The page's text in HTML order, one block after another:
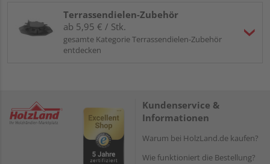
Terrassendielen-Zubehör
ab 5,95 € / Stk.
gesamte Kategorie Terrassendielen-Zubehör
entdecken
Kundenservice &
Informationen
Warum bei HolzLand.de kaufen?
Wie funktioniert die Bestellung?